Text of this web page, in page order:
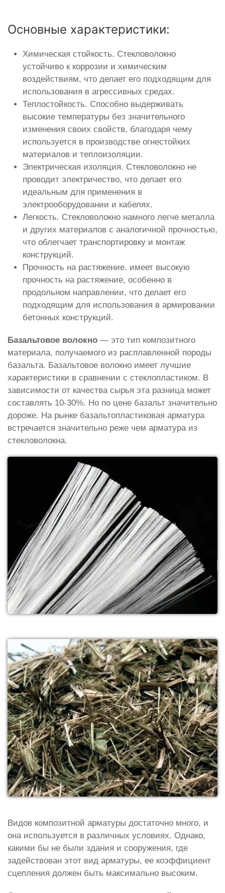
Основные характеристики:
Химическая стойкость. Стекловолокно
устойчиво к коррозии и химическим
воздействиям, что делает его подходящим для
использования в агрессивных средах.
Теплостойкость. Способно выдерживать
высокие температуры без значительного
изменения своих свойств, благодаря чему
используется в производстве огнестойких
материалов и теплоизоляции.
Электрическая изоляция. Стекловолокно не
проводит электричество, что делает его
идеальным для применения в
электрооборудовании и кабелях.
Легкость. Стекловолокно намного легче металла
и других материалов с аналогичной прочностью,
что облегчает транспортировку и монтаж
конструкций.
Прочность на растяжение. имеет высокую
прочность на растяжение, особенно в
продольном направлении, что делает его
подходящим для использования в армировании
бетонных конструкций.
Базальтовое волокно — это тип композитного
материала, получаемого из расплавленной породы
базальта. Базальтовое волокно имеет лучшие
характеристики в сравнении с стеклопластиком. В
зависимости от качества сырья эта разница может
составлять 10-30%. Но по цене базальт значительно
дороже. На рынке базальтопластиковая арматура
встречается значительно реже чем арматура из
стекловолокна.
Видов композитной арматуры достаточно много, и
она используется в различных условиях. Однако,
какими бы не были здания и сооружения, где
задействован этот вид арматуры, ее коэффициент
сцепления должен быть максимально высоким.